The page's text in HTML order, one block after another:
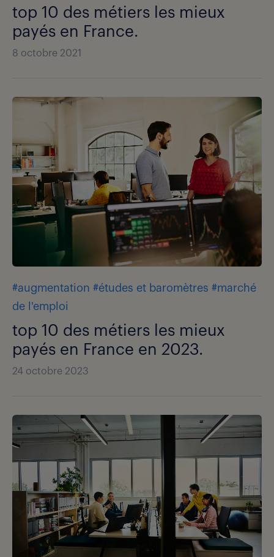
top 10 des métiers les mieux
payés en France.
8 octobre 2021
#augmentation #études et baromètres #marché
de l'emploi
top 10 des métiers les mieux
payés en France en 2023.
24 octobre 2023